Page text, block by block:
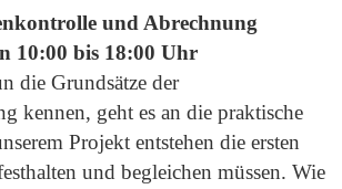
und Abrechnung
10:00 bis 18:00 Uhr
die Grundsätze der
kennen, geht es an die praktische
Projekt entstehen die ersten
und begleichen müssen. Wie